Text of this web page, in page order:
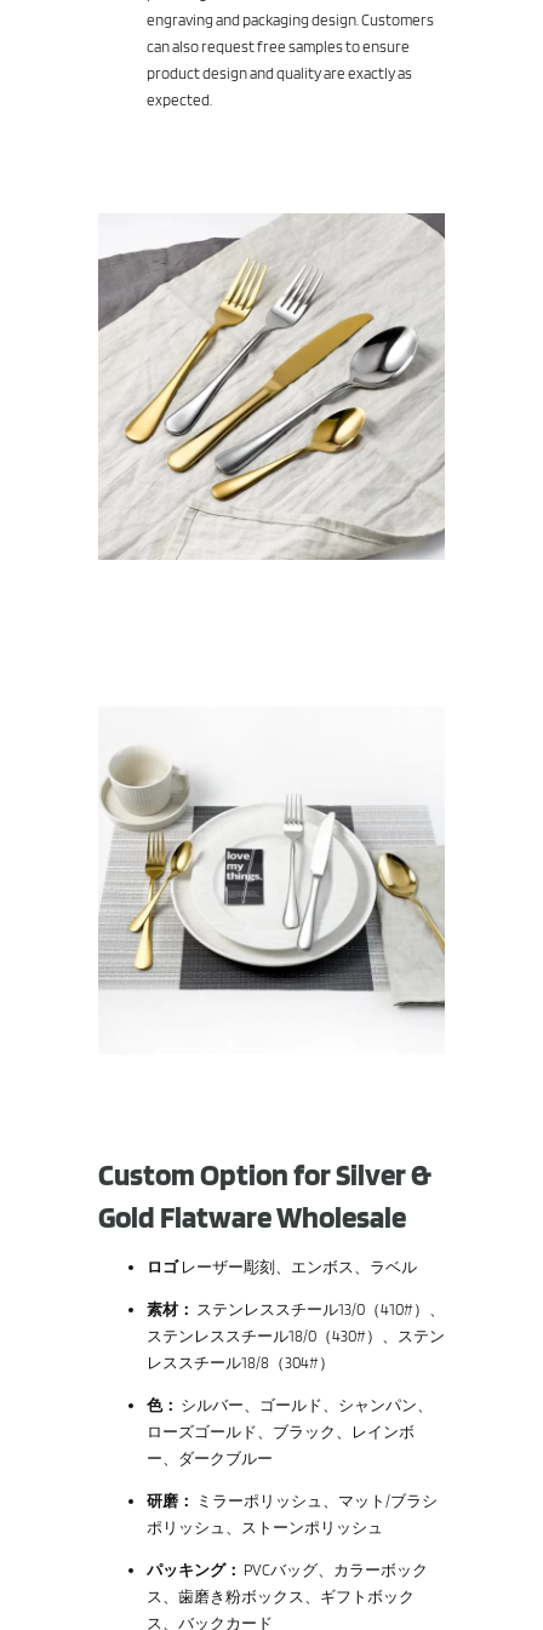
engraving and packaging design. Customers
can also request free samples to ensure
product design and quality are exactly as
expected.
Custom Option for Silver &
Gold Flatware Wholesale
ロゴ レーザー彫刻、エンボス、ラベル
素材： ステンレススチール13/0（410#）、
ステンレススチール18/0（430#）、ステン
レススチール18/8（304#）
色： シルバー、ゴールド、シャンパン、
ローズゴールド、ブラック、レインボ
ー、ダークブルー
研磨：
ミラーポリッシュ、マット/ブラシ
ポリッシュ、ストーンポリッシュ
パッキング： PVCバッグ、カラーボック
ス、歯磨き粉ボックス、ギフトボック
ス、バックカード